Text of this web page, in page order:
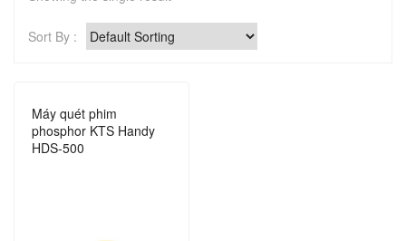
Sort By :
Máy quét phim
phosphor KTS Handy
HDS-500